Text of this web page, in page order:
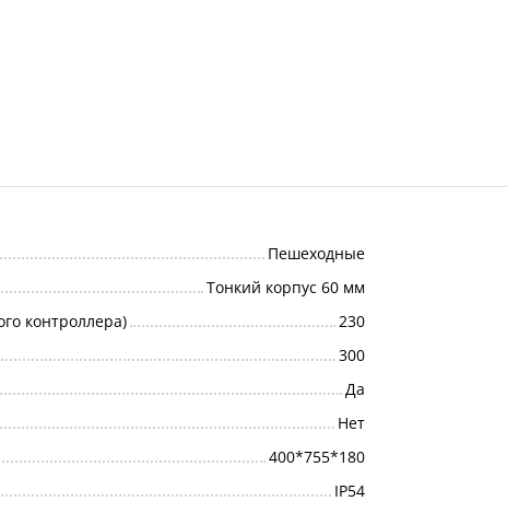
Пешеходные
Тонкий корпус 60 мм
контроллера)
230
300
Да
Нет
400*755*180
IP54